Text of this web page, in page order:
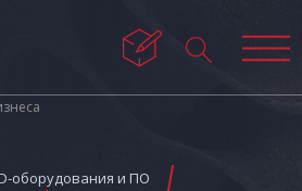
оборудования и ПО